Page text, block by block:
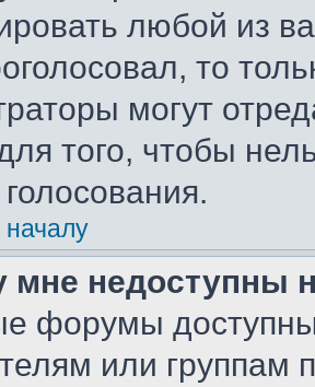
любой из
то
могут
того, чтобы
началу
мне недоступны
форумы
или группам